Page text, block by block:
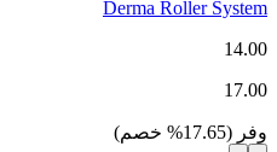
Derma Roller System
14.00
17.00
وفر (
17.65
% خصم)